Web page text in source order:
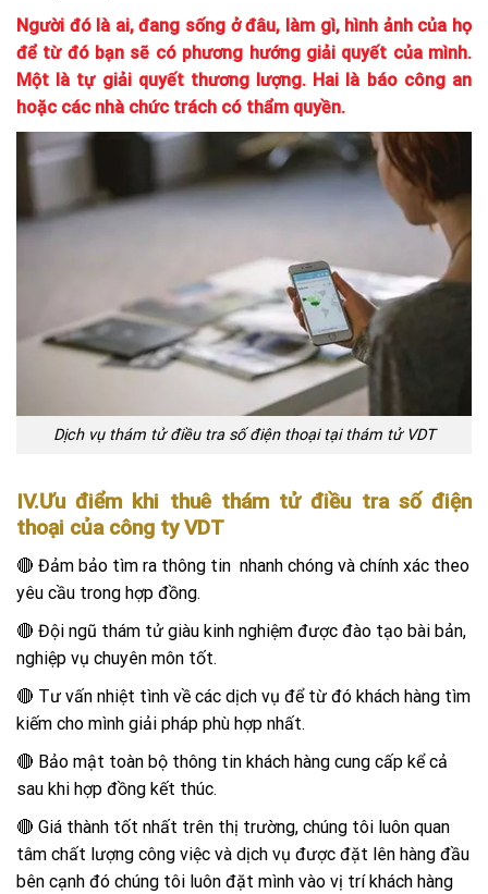
Người đó là ai, đang sống ở đâu, làm gì, hình ảnh của họ
để từ đó bạn sẽ có phương hướng giải quyết của mình.
Một là tự giải quyết thương lượng. Hai là báo công an
hoặc các nhà chức trách có thẩm quyền.
Dịch vụ thám tử điều tra số điện thoại tại thám tử VDT
IV.Ưu điểm khi thuê thám tử điều tra số điện
thoại của công ty VDT
🔴 Đảm bảo tìm ra thông tin nhanh chóng và chính xác theo
yêu cầu trong hợp đồng.
🔴 Đội ngũ thám tử giàu kinh nghiệm được đào tạo bài bản,
nghiệp vụ chuyên môn tốt.
🔴 Tư vấn nhiệt tình về các dịch vụ để từ đó khách hàng tìm
kiếm cho mình giải pháp phù hợp nhất.
🔴 Bảo mật toàn bộ thông tin khách hàng cung cấp kể cả
sau khi hợp đồng kết thúc.
🔴 Giá thành tốt nhất trên thị trường, chúng tôi luôn quan
tâm chất lượng công việc và dịch vụ được đặt lên hàng đầu
bên cạnh đó chúng tôi luôn đặt mình vào vị trí khách hàng